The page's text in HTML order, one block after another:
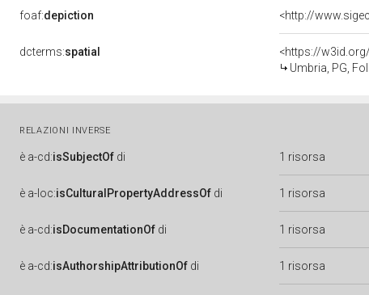
foaf:depiction <http://
dcterms:spatial
<https://
Umbria, PG,
RELAZIONI INVERSE
è a-cd:isSubjectOf di 1 risorsa
è a-loc:isCulturalPropertyAddressOf di 1 risorsa
è a-cd:isDocumentationOf di 1 risorsa
è a-cd:isAuthorshipAttributionOf di 1 risorsa